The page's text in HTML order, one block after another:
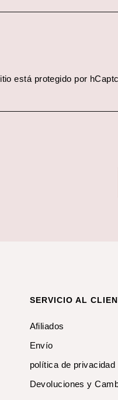
está protegido por
SERVICIO AL
Afiliados
Envío
política de privacidad
Devoluciones y